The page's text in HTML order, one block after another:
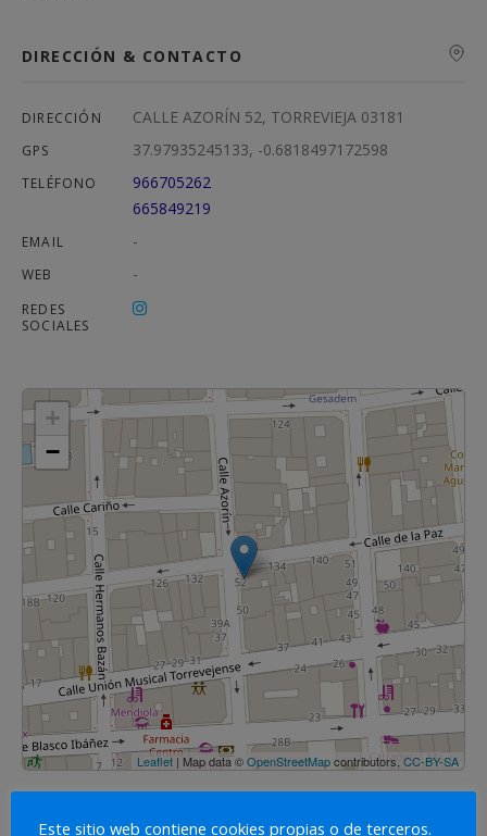
DIRECCIÓN & CONTACTO
DIRECCIÓN CALLE AZORÍN 52, TORREVIEJA 03181
GPS 37.97935245133, -0.6818497172598
TELÉFONO
966705262
665849219
EMAIL -
WEB -
REDES
SOCIALES
+
−
Leaflet | Map data ©OpenStreetMapcontributors, CC-BY-SA
Este sitio web contiene cookies propias o de terceros.